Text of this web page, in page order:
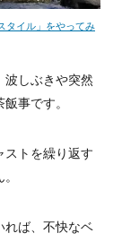
タイル」をやってみ
波しぶきや突然
事です。
ストを繰り返す
れば、不快なベ